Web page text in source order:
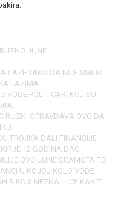
JUNE.
LAZE TAKO DA NIJE SMIJO
LAZIMA
VODE POLITICARI KOJISU
RUZNI OPRAVDAVA OVO DA
TROJKA DALI FINANSIJE
12 GODINA DAO
OVO JUNE SRAMOTA TO
U KOJOJ KOLO VODE
KOJI NEZNA ILICE KAKITI